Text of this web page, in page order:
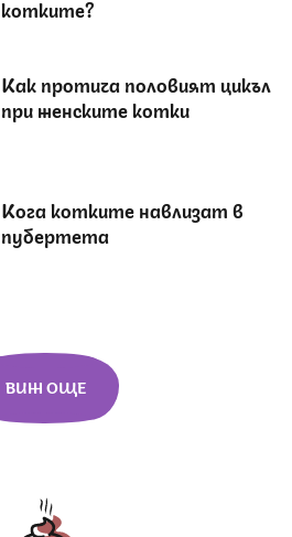
котките?
Как протича половият цикъл
при женските котки
Кога котките навлизат в
пубертета
ВИЖ ОЩЕ